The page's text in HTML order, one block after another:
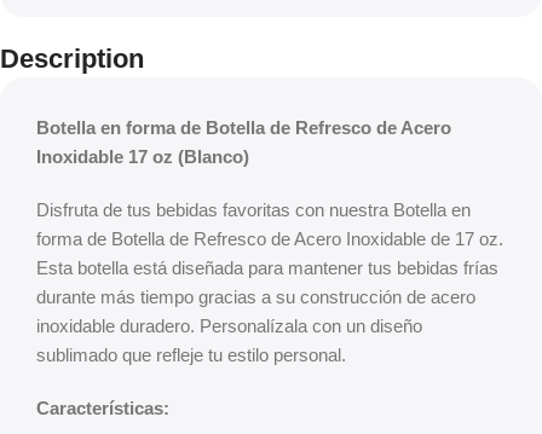
Description
Botella en forma de Botella de Refresco de Acero
Inoxidable 17 oz (Blanco)
Disfruta de tus bebidas favoritas con nuestra Botella en
forma de Botella de Refresco de Acero Inoxidable de 17 oz.
Esta botella está diseñada para mantener tus bebidas frías
durante más tiempo gracias a su construcción de acero
inoxidable duradero. Personalízala con un diseño
sublimado que refleje tu estilo personal.
Características: